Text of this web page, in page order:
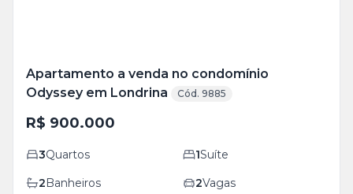
Apartamento a venda no condomínio
Odyssey em Londrina
Cód. 9885
R$ 900.000
3Quartos 1Suíte
2Banheiros 2Vagas